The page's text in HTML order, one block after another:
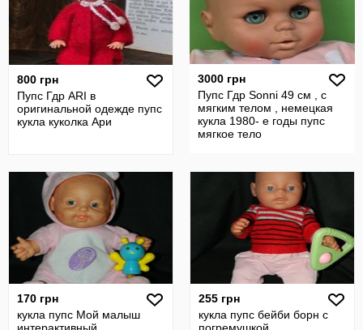
800 грн
Пупс Гдр ARI в
оригинальной одежде пупс
кукла куколка Ари
3000 грн
Пупс Гдр Sonni 49 см , с
мягким телом , немецкая
кукла 1980- е годы пупс
мягкое тело
170 грн
кукла пупс Мой малыш
255 грн
кукла пупс бейби борн с